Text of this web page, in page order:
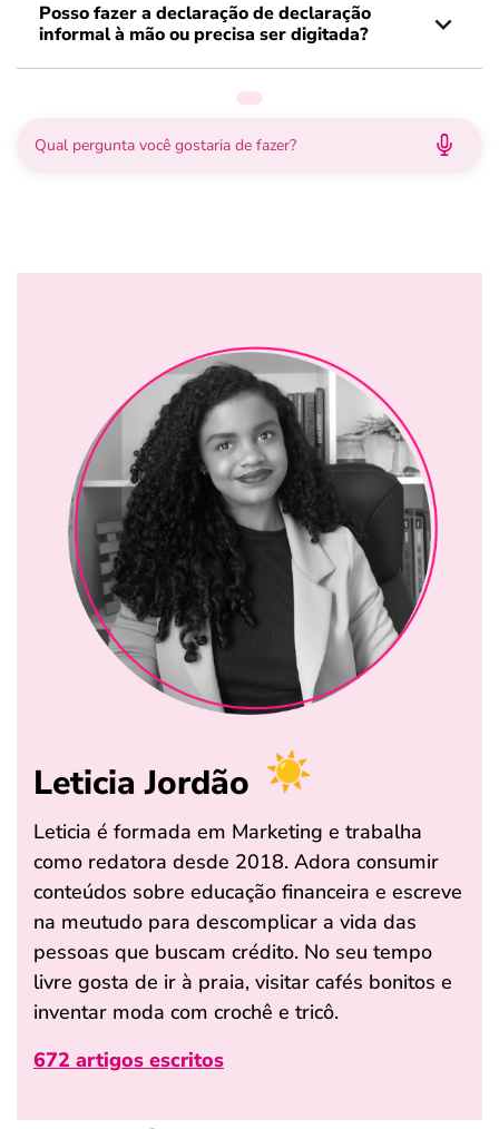
Posso fazer a declaração de declaração
informal à mão ou precisa ser digitada?
Leticia Jordão
Leticia é formada em Marketing e trabalha
como redatora desde 2018. Adora consumir
conteúdos sobre educação financeira e escreve
na meutudo para descomplicar a vida das
pessoas que buscam crédito. No seu tempo
livre gosta de ir à praia, visitar cafés bonitos e
inventar moda com crochê e tricô.
672 artigos escritos